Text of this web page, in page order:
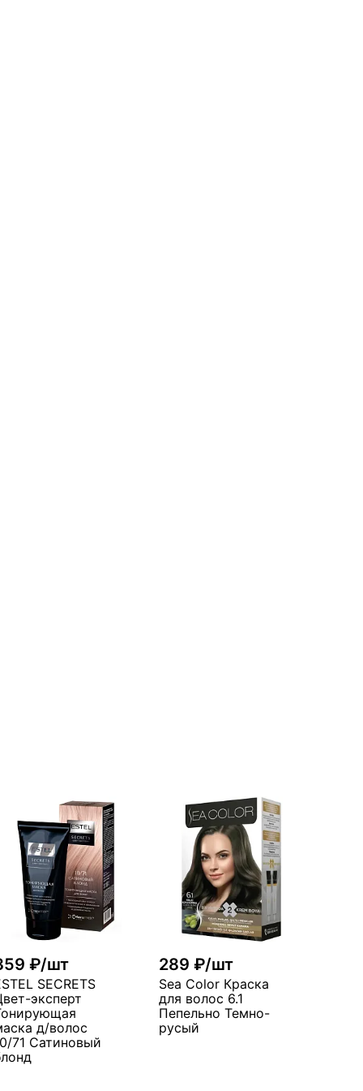
₽/шт
SECRETS
эксперт
д/волос
71 Сатиновый
289 ₽/шт
Sea Color Краска
для волос 6.1
Пепельно Темно-
русый